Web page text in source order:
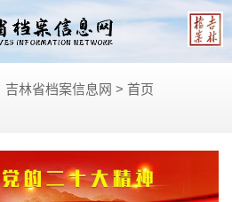
吉林省档案信息网 > 首页